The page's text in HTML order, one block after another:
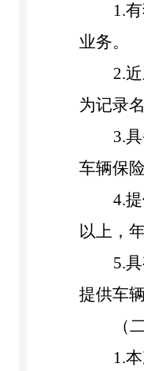
1.
业务。
2.
为记录
3.
车辆保
4.
以上，
5.
提供车
（
1.